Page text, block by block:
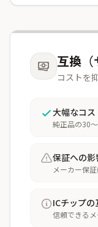
互換（
コストを
大幅なコ
純正品の30
保証への
メーカー保
ICチップ
信頼できる